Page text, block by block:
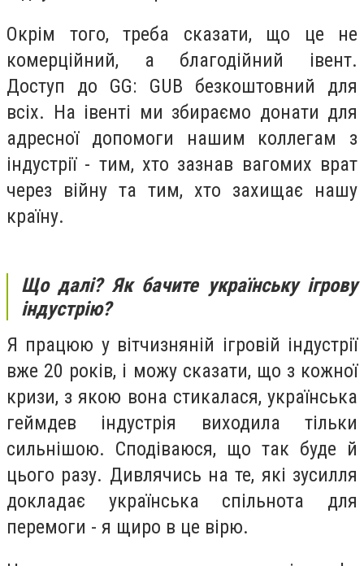
Окрім того, треба сказати, що це не
комерційний, а благодійний івент.
Доступ до GG: GUB безкоштовний для
всіх. На івенті ми збираємо донати для
адресної допомоги нашим коллегам з
індустрії - тим, хто зазнав вагомих врат
через війну та тим, хто захищає нашу
країну.
Що далі? Як бачите українську ігрову
індустрію?
Я працюю у вітчизняній ігровій індустрії
вже 20 років, і можу сказати, що з кожної
кризи, з якою вона стикалася, українська
геймдев індустрія виходила тільки
сильнішою. Сподіваюся, що так буде й
цього разу. Дивлячись на те, які зусилля
докладає українська спільнота для
перемоги - я щиро в це вірю.